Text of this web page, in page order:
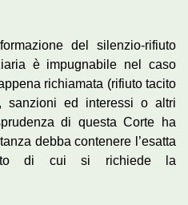
del silenzio-rifiuto
è impugnabile nel caso
richiamata (rifiuto tacito
sanzioni ed interessi o altri
di questa Corte ha
debba contenere l’esatta
di cui si richiede la